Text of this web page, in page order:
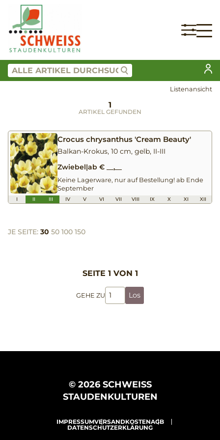
Listenansicht
1
ARTIKEL GEFUNDEN
Crocus chrysanthus 'Cream Beauty'
Balkan-Krokus, 10 cm, gelb, II-III
Zwiebel|ab € __,__
Keine Lagerware, nur auf Bestellung! ab Ende
September
I II III IV V VI VII VIII IX X XI XII
JE SEITE: 30 50 100 150
SEITE 1 VON 1
GEHE ZU Los
© 2026 SCHWEISS
STAUDENKULTUREN
IMPRESSUMVERSANDKOSTENAGB
DATENSCHUTZERKLÄRUNG